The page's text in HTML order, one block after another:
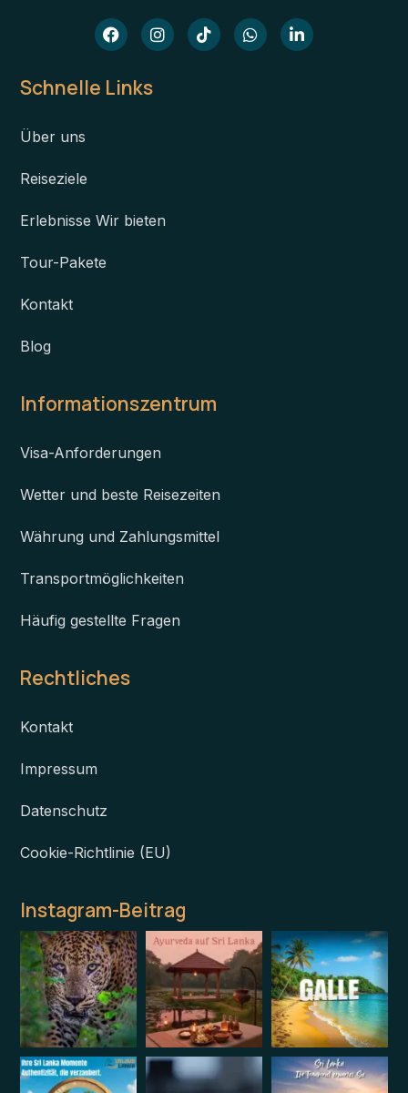
Schnelle Links
Über uns
Reiseziele
Erlebnisse Wir bieten
Tour-Pakete
Kontakt
Blog
Informationszentrum
Visa-Anforderungen
Wetter und beste Reisezeiten
Währung und Zahlungsmittel
Transportmöglichkeiten
Häufig gestellte Fragen
Rechtliches
Kontakt
Impressum
Datenschutz
Cookie-Richtlinie (EU)
Instagram-Beitrag